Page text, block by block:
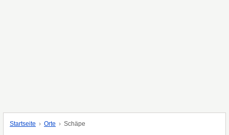
Startseite Orte Schäpe